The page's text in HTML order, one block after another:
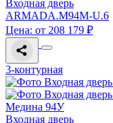
Входная дверь
ARMADA.M94M-U.6
Цена: от 208 179 ₽
3-контурная
Медина 94У
Входная дверь